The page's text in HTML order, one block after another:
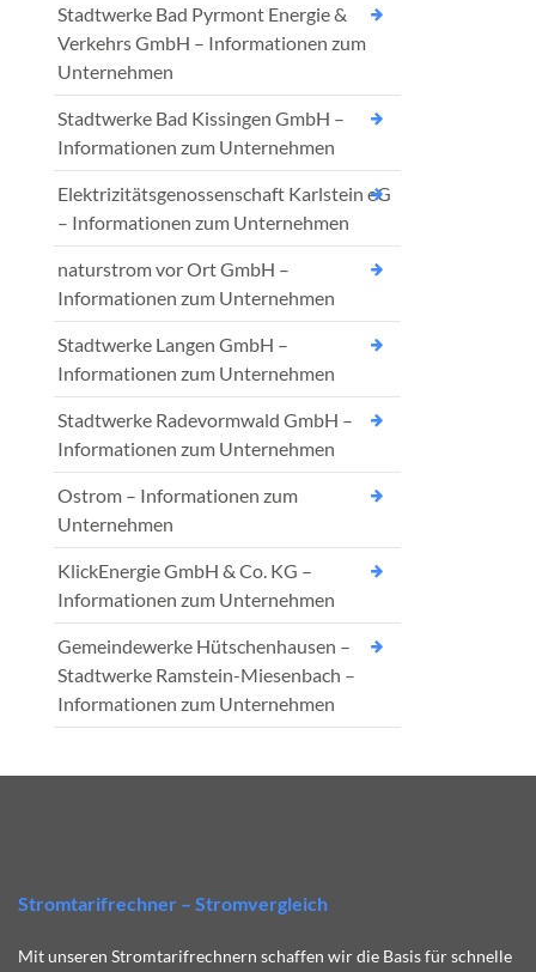
Stadtwerke Bad Pyrmont Energie &
Verkehrs GmbH – Informationen zum
Unternehmen
Stadtwerke Bad Kissingen GmbH –
Informationen zum Unternehmen
Elektrizitätsgenossenschaft Karlstein eG
– Informationen zum Unternehmen
naturstrom vor Ort GmbH –
Informationen zum Unternehmen
Stadtwerke Langen GmbH –
Informationen zum Unternehmen
Stadtwerke Radevormwald GmbH –
Informationen zum Unternehmen
Ostrom – Informationen zum
Unternehmen
KlickEnergie GmbH & Co. KG –
Informationen zum Unternehmen
Gemeindewerke Hütschenhausen –
Stadtwerke Ramstein-Miesenbach –
Informationen zum Unternehmen
Stromtarifrechner – Stromvergleich
Mit unseren Stromtarifrechnern schaffen wir die Basis für schnelle